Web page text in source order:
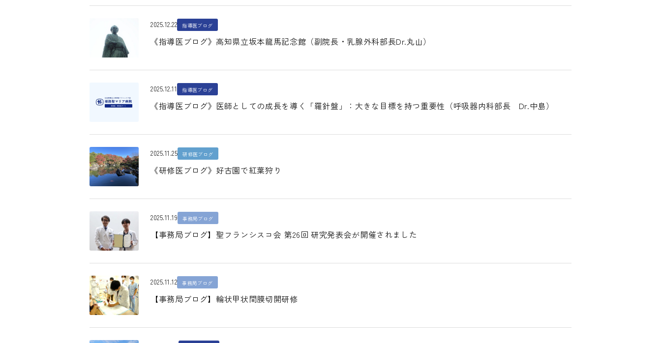
2025.12.22 指導医ブログ
《指導医ブログ》高知県立坂本龍馬記念館（副院長・乳腺外科部長Dr.丸山）
2025.12.11 指導医ブログ
《指導医ブログ》医師としての成長を導く「羅針盤」：大きな目標を持つ重要性（呼吸器内科部長 Dr.中島）
2025.11.25 研修医ブログ
《研修医ブログ》好古園で紅葉狩り
2025.11.19 事務局ブログ
【事務局ブログ】聖フランシスコ会 第26回 研究発表会が開催されました
2025.11.12 事務局ブログ
【事務局ブログ】輪状甲状間膜切開研修